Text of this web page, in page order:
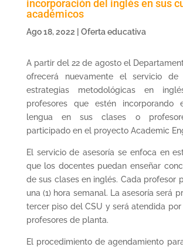
incorporación del inglés en sus
académicos
Ago 18, 2022 | Oferta educativa
A partir del 22 de agosto el
ofrecerá nuevamente el servicio de
estrategias metodológicas en
profesores que estén incorporando
lengua en sus clases o
participado en el proyecto Academic
El servicio de asesoría se enfoca en
que los docentes puedan enseñar
de sus clases en inglés. Cada profesor
una (1) hora semanal. La asesoría será
tercer piso del CSU y será atendida
profesores de planta.
El procedimiento de agendamiento